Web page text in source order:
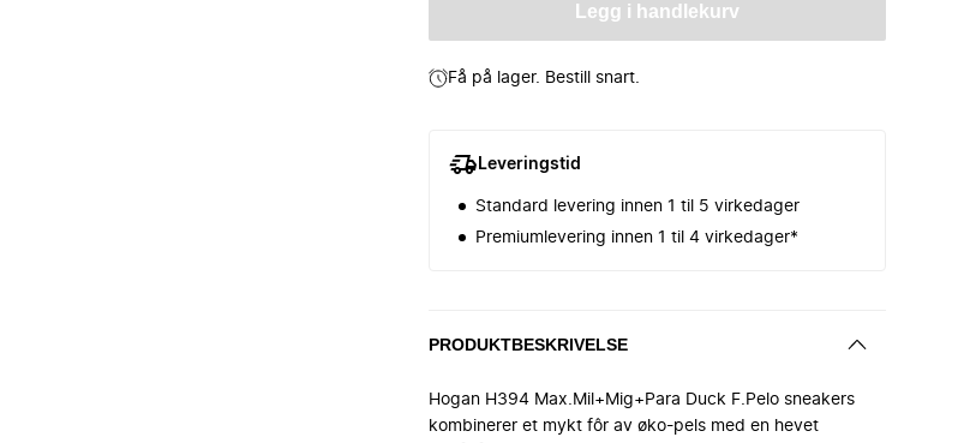
Legg i handlekurv
Få på lager. Bestill snart.
Leveringstid
Standard levering innen 1 til 5 virkedager
Premiumlevering innen 1 til 4 virkedager*
PRODUKTBESKRIVELSE
Hogan H394 Max.Mil+Mig+Para Duck F.Pelo sneakers
kombinerer et mykt fôr av øko-pels med en hevet